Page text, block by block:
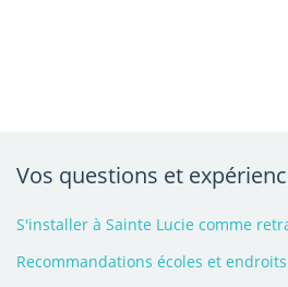
Vos questions et
S'installer à Sainte Lucie comme
Recommandations écoles et